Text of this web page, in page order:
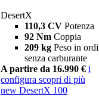
DesertX
110,3 CV Potenza
92 Nm Coppia
209 kg Peso in
senza carburante
A partire da 16.990 € i
configura scopri di più
new DesertX 100